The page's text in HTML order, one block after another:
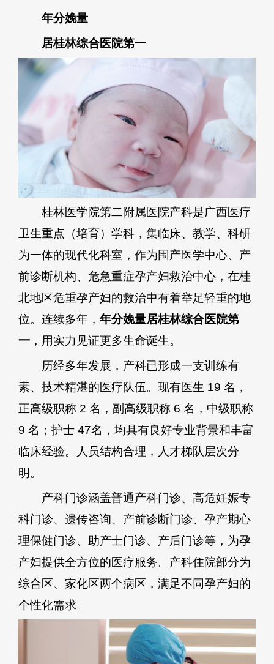
年分娩量
居桂林综合医院第一
桂林医学院第二附属医院产科是广西医疗
卫生重点（培育）学科，集临床、教学、科研
为一体的现代化科室，作为围产医学中心、产
前诊断机构、危急重症孕产妇救治中心，在桂
北地区危重孕产妇的救治中有着举足轻重的地
位。连续多年， 年分娩量居桂林综合医院第
一，用实力见证更多生命诞生。
历经多年发展，产科已形成一支训练有
素、技术精湛的医疗队伍。现有医生 19 名，
正高级职称 2 名，副高级职称 6 名，中级职称
9 名；护士 47名，均具有良好专业背景和丰富
临床经验。人员结构合理，人才梯队层次分
明。
产科门诊涵盖普通产科门诊、高危妊娠专
科门诊、遗传咨询、产前诊断门诊、孕产期心
理保健门诊、助产士门诊、产后门诊等，为孕
产妇提供全方位的医疗服务。产科住院部分为
综合区、家化区两个病区，满足不同孕产妇的
个性化需求。